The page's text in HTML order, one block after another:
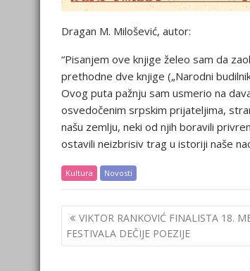
Dragan M. Milošević, autor:
“Pisanjem ove knjige želeo sam da
prethodne dve knjige („Narodni
Ovog puta pažnju sam usmerio na
osvedočenim srpskim prijateljima,
našu zemlju, neki od njih boravili
ostavili neizbrisiv trag u istoriji naše
Kultura Novosti
Post
navigation
VIKTOR RANKOVIĆ FINALISTA 18.
FESTIVALA DEČIJE POEZIJE